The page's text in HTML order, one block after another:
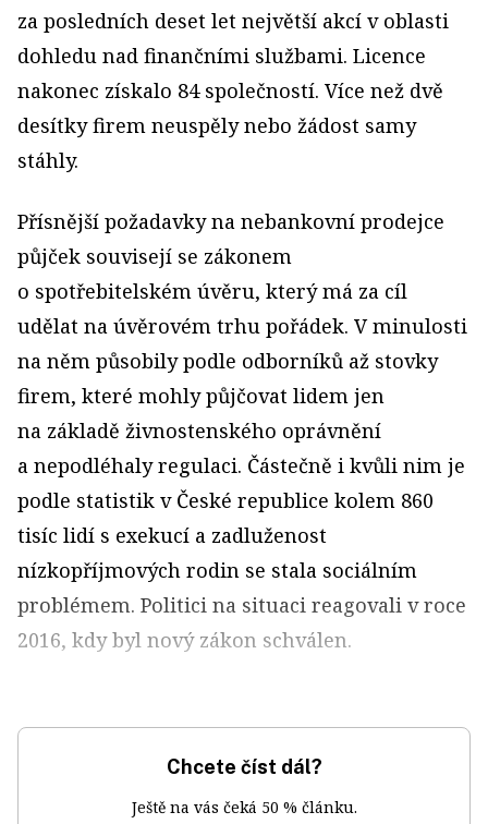
za posledních deset let největší akcí v oblasti
dohledu nad finančními službami. Licence
nakonec získalo 84 společností. Více než dvě
desítky firem neuspěly nebo žádost samy
stáhly.
Přísnější požadavky na nebankovní prodejce
půjček souvisejí se zákonem
o spotřebitelském úvěru, který má za cíl
udělat na úvěrovém trhu pořádek. V minulosti
na něm působily podle odborníků až stovky
firem, které mohly půjčovat lidem jen
na základě živnostenského oprávnění
a nepodléhaly regulaci. Částečně i kvůli nim je
podle statistik v České republice kolem 860
tisíc lidí s exekucí a zadluženost
nízkopříjmových rodin se stala sociálním
problémem. Politici na situaci reagovali v roce
2016, kdy byl nový zákon schválen.
Chcete číst dál?
Ještě na vás čeká 50 % článku.